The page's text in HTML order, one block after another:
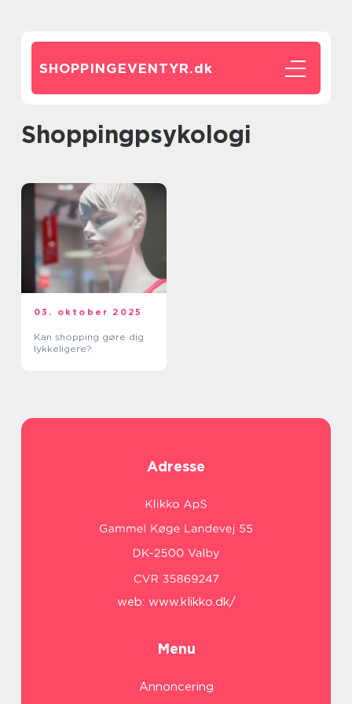
SHOPPINGEVENTYR.dk
Shoppingpsykologi
03. oktober 2025
Kan shopping gøre dig
lykkeligere?
Adresse
web: www.klikko.dk/
Menu
Annoncering